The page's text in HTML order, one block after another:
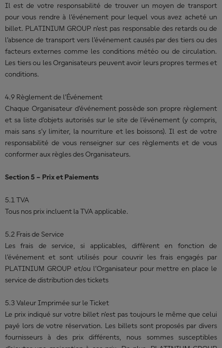
Il est de votre responsabilité de trouver un moyen de transport
pour vous rendre à l’événement pour lequel vous avez acheté un
billet. PLATINIUM GROUP n’est pas responsable des retards ou de
l’absence de transport vers l’événement causés par des tiers ou des
facteurs externes comme les conditions météo ou de circulation.
Les tiers ou les Organisateurs peuvent avoir leurs propres termes et
conditions.
4.9 Règlement de l’Événement
Chaque Organisateur d’événement possède son propre règlement
et sa liste d’objets autorisés sur le site de l’événement (y compris,
mais sans s’y limiter, la nourriture et les boissons). Il est de votre
responsabilité de vous renseigner sur ces règlements et de vous
conformer aux règles des Organisateurs.
Section 5 – Prix et Paiements
5.1 TVA
Tous nos prix incluent la TVA applicable.
5.2 Frais de Service
Les frais de service, si applicables, diffèrent en fonction de
l’événement et sont utilisés pour couvrir les frais engagés par
PLATINIUM GROUP et/ou l’Organisateur pour mettre en place le
service de distribution des tickets
5.3 Valeur Imprimée sur le Ticket
Le prix indiqué sur votre billet n’est pas toujours le même que celui
payé lors de votre réservation. Les billets sont proposés par divers
fournisseurs à des prix différents, nous sommes susceptibles